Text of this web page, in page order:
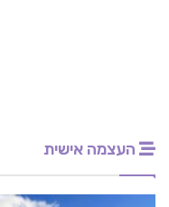
העצמה אישית